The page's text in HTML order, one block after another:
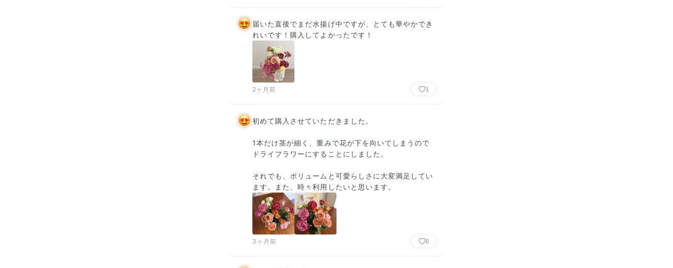
届いた直後でまだ水揚げ中ですが、とても華やかでき
れいです！購入してよかったです！
2ヶ月前 1
初めて購入させていただきました。
1本だけ茎が細く、重みで花が下を向いてしまうので
ドライフラワーにすることにしました。
それでも、ボリュームと可愛らしさに大変満足してい
ます。また、時々利用したいと思います。
3ヶ月前 0